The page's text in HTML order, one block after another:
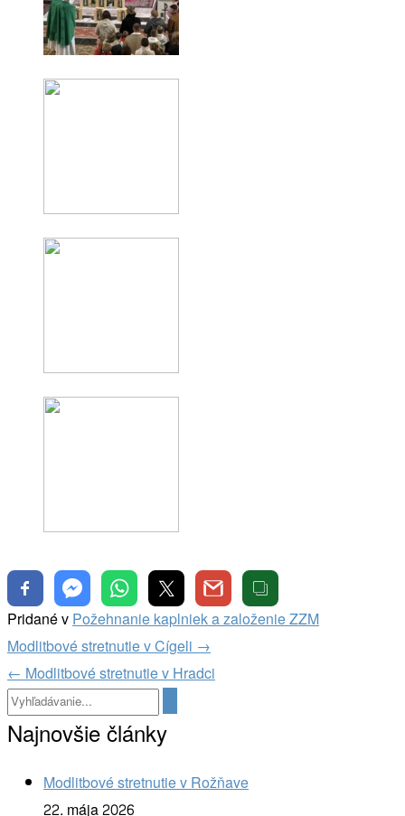
Pridané vPožehnanie kaplniek a založenie ZZM
Navigácia
v
článkoch
Modlitbové stretnutie v Cígeli→
←Modlitbové stretnutie v Hradci
Najnovšie články
Modlitbové stretnutie v Rožňave
22. mája 2026